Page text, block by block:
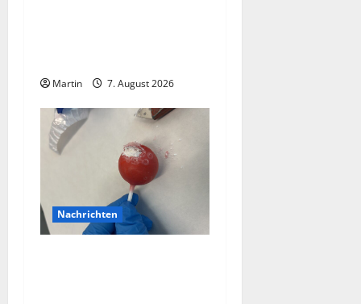
Martin 7. August 2026
Nachrichten